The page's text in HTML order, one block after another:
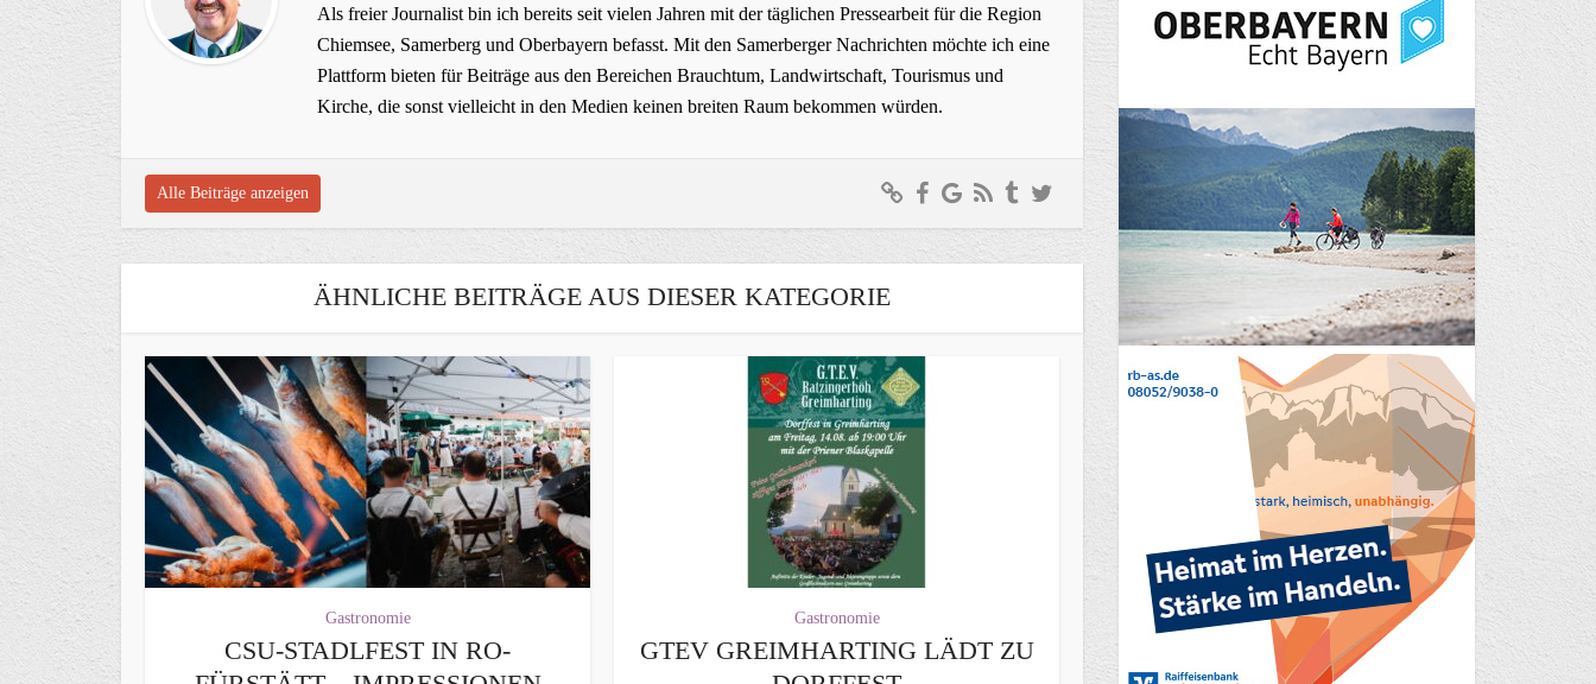
Als freier Journalist bin ich bereits seit vielen Jahren mit der täglichen Pressearbeit für die Region
Chiemsee, Samerberg und Oberbayern befasst. Mit den Samerberger Nachrichten möchte ich eine
Plattform bieten für Beiträge aus den Bereichen Brauchtum, Landwirtschaft, Tourismus und
Kirche, die sonst vielleicht in den Medien keinen breiten Raum bekommen würden.
Alle Beiträge anzeigen
ÄHNLICHE BEITRÄGE AUS DIESER KATEGORIE
Gastronomie
CSU-STADLFEST IN RO-
Gastronomie
GTEV GREIMHARTING LÄDT ZU